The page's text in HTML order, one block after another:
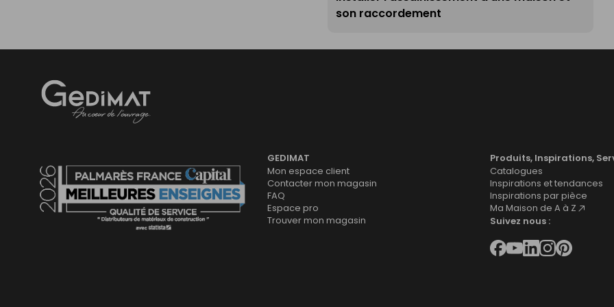
son raccordement
GEDIMAT
Mon espace client
Contacter mon magasin
FAQ
Espace pro
Trouver mon magasin
Produits, Inspirations,
Catalogues
Inspirations et tendances
Inspirations par pièce
Ma Maison de A à Z
Suivez nous :